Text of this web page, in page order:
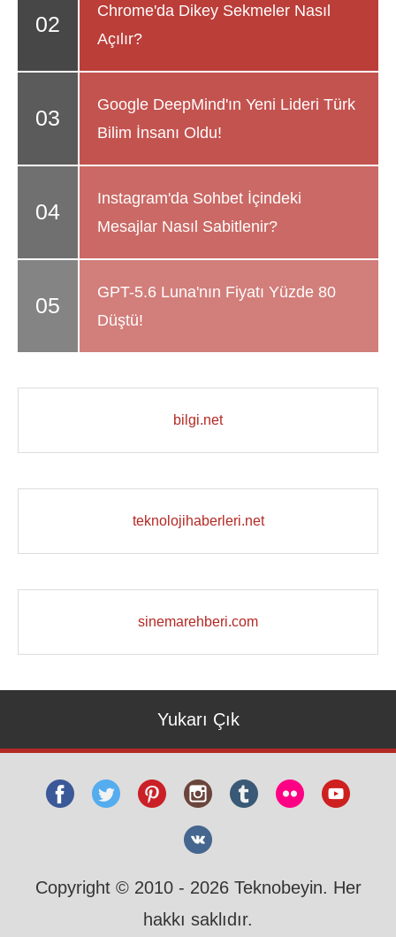
Chrome'da Dikey Sekmeler Nasıl
Açılır?
Google DeepMind'ın Yeni Lideri Türk
Bilim İnsanı Oldu!
Instagram'da Sohbet İçindeki
Mesajlar Nasıl Sabitlenir?
GPT-5.6 Luna'nın Fiyatı Yüzde 80
Düştü!
bilgi.net
teknolojihaberleri.net
sinemarehberi.com
Yukarı Çık
Copyright © 2010 - 2026 Teknobeyin. Her
hakkı saklıdır.